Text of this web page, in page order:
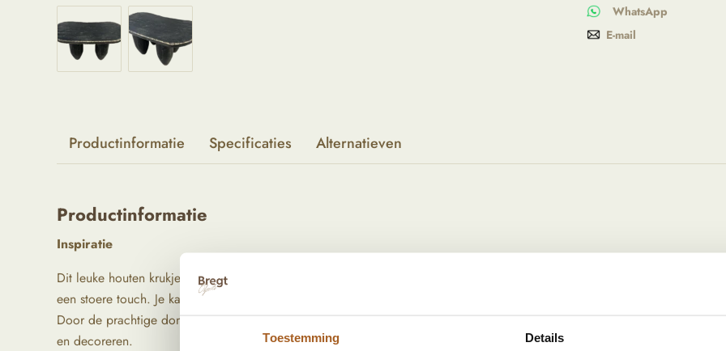
Toestemming Details
WhatsApp
E-mail
Productinformatie Specificaties Alternatieven
Productinformatie
Inspiratie
Dit leuke houten krukje is een prachtig simpel decoratie stuk in je huis. Het mooie robuuste geeft je interieur
een stoere touch. Je kan het krukje gebruiken als nachtkastje of in de woonkamer met een mooie plant erop.
Door de prachtige donkere kleur past het krukje in bijna elk interieur en is het op meerdere manieren te stijlen
en decoreren.